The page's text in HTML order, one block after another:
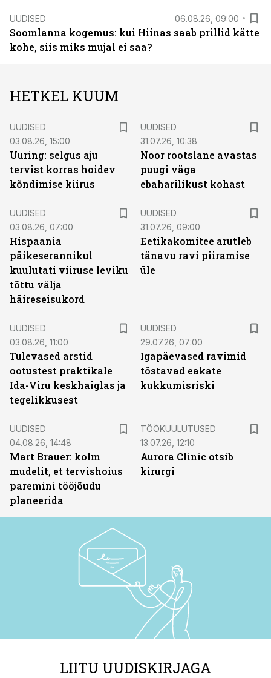
UUDISED 06.08.26, 09:00
Soomlanna kogemus: kui Hiinas saab prillid kätte
kohe, siis miks mujal ei saa?
HETKEL KUUM
UUDISED
03.08.26, 15:00
Uuring: selgus aju
tervist korras hoidev
kõndimise kiirus
UUDISED
31.07.26, 10:38
Noor rootslane avastas
puugi väga
ebaharilikust kohast
UUDISED
03.08.26, 07:00
Hispaania
päikeserannikul
kuulutati viiruse leviku
tõttu välja
häireseisukord
UUDISED
31.07.26, 09:00
Eetikakomitee arutleb
tänavu ravi piiramise
üle
UUDISED
03.08.26, 11:00
Tulevased arstid
ootustest praktikale
Ida-Viru keskhaiglas ja
tegelikkusest
UUDISED
29.07.26, 07:00
Igapäevased ravimid
tõstavad eakate
kukkumisriski
UUDISED
04.08.26, 14:48
Mart Brauer: kolm
mudelit, et tervishoius
paremini tööjõudu
planeerida
TÖÖKUULUTUSED
13.07.26, 12:10
Aurora Clinic otsib
kirurgi
LIITU UUDISKIRJAGA